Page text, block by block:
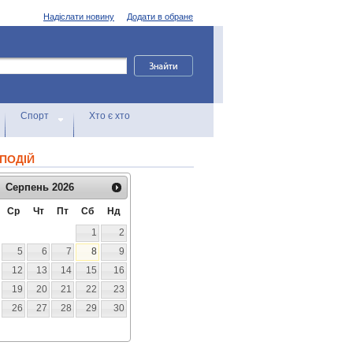
Додати в обране
Надіслати новину
Спорт Хто є хто
Серпень 2026
Ср Чт Пт Сб
Нд
1
2
5 6 7 8
9
12 13 14 15
16
19 20 21 22
23
26 27 28 29
30